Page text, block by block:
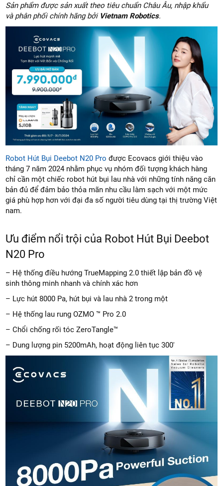
Sản phẩm được sản xuất theo tiêu chuẩn Châu Âu, nhập khẩu
và phân phối chính hãng bởi Vietnam Robotics.
Robot Hút Bụi Deebot N20 Pro được Ecovacs giới thiệu vào
tháng 7 năm 2024 nhằm phục vụ nhóm đối tượng khách hàng
chỉ cần một chiếc robot hút bụi lau nhà với những tính năng căn
bản đủ để đảm bảo thỏa mãn nhu cầu làm sạch với một mức
giá phù hợp hơn với đại đa số người tiêu dùng tại thị trường Việt
nam.
Ưu điểm nổi trội của Robot Hút Bụi Deebot
N20 Pro
– Hệ thống điều hướng TrueMapping 2.0 thiết lập bản đồ vệ
sinh thông minh nhanh và chính xác hơn
– Lực hút 8000 Pa, hút bụi và lau nhà 2 trong một
– Hệ thống lau rung OZMO ™ Pro 2.0
– Chổi chống rối tóc ZeroTangle™
– Dung lượng pin 5200mAh, hoạt động liên tục 300′